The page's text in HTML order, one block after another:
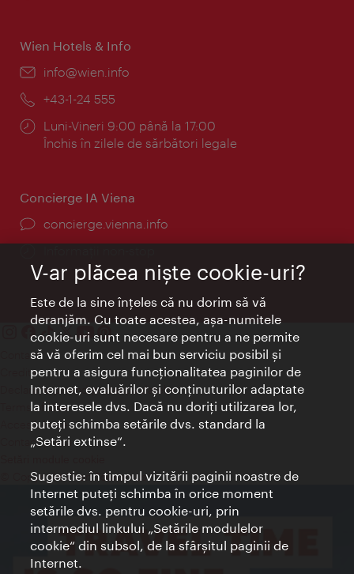
Wien Hotels & Info
E-
info@wien.info
Telefon:
+43-1-24 555
Program:
Luni-Vineri 9:00 până la 17:00
Închis în zilele de sărbători legale
Concierge IA Viena
concierge.vienna.info
Contact
Credits
Declaraţie privind protecţia datelor
Terms of Use
Accesibilitate
Contact presa
© Copyright Wien Tourismus
V-ar plăcea nişte cookie-uri?
Este de la sine înţeles că nu dorim să vă
deranjăm. Cu toate acestea, aşa-numitele
cookie-uri sunt necesare pentru a ne permite
să vă oferim cel mai bun serviciu posibil şi
pentru a asigura funcţionalitatea paginilor de
Internet, evaluărilor şi conţinuturilor adaptate
la interesele dvs. Dacă nu doriţi utilizarea lor,
puteţi schimba setările dvs. standard la
„Setări extinse“.
Sugestie: în timpul vizitării paginii noastre de
Internet puteţi schimba în orice moment
setările dvs. pentru cookie-uri, prin
intermediul linkului „Setările modulelor
cookie“ din subsol, de la sfârşitul paginii de
Internet.